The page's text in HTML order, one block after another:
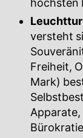
höchsten
versteht
Freiheit,
Mark)